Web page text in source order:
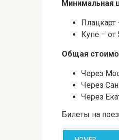
Минимальная
Плацкарт
Купе – от
Общая
Через
Через
Через
Билеты на